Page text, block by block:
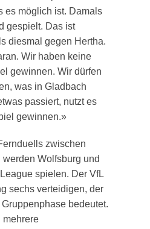
es möglich ist. Damals
gespielt. Das ist
diesmal gegen Hertha.
Wir haben keine
gewinnen. Wir dürfen
was in Gladbach
passiert, nutzt es
gewinnen.»
zwischen
Wolfsburg und
spielen. Der VfL
sechs verteidigen, der
bedeutet.
mehrere